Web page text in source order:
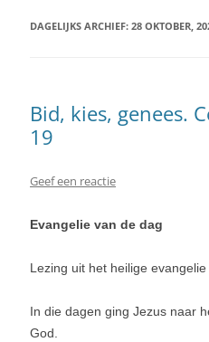
DAGELIJKS ARCHIEF: 28 OKTOBER,
Bid, kies, genees.
19
Geef een reactie
Evangelie van de dag
Lezing uit het heilige
In die dagen ging Jezus naar
God.